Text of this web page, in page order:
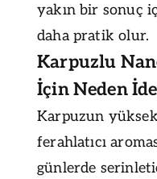
yakın bir sonuç
daha pratik olur.
Karpuzlu
İçin Neden
Karpuzun
ferahlatıcı
günlerde